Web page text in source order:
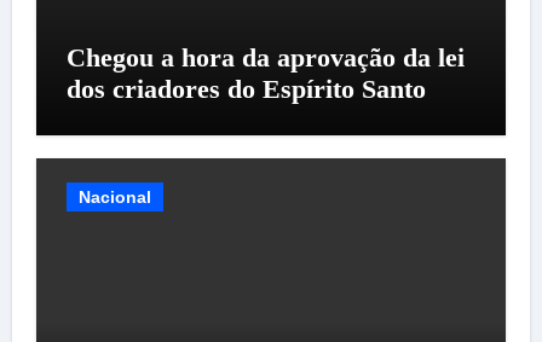
Chegou a hora da aprovação da lei
dos criadores do Espírito Santo
Nacional